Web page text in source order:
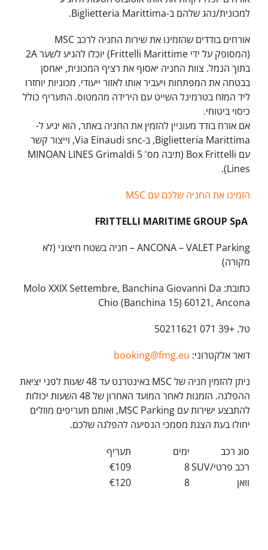
למכונית/נהג שלהם ב-Biglietteria Marittima.
אורחים בודדים שהזמינו את שירות החניה לרכב MSC
(המסופק על ידי Frittelli Marittime) יוכלו להגיע לשער 2A
בתוך הנמל. צוות החניה יאסוף את רציף המכונית, יאחסן
בבטחה את המפתחות ויעביר אותו לאזור ייעודי. מכוניות יוחזרו
ליד המזח בטרמינל השייט עם הירידה מהמטוס. התעריף כולל
כיסוי ביטוחי.
אם אורח בודד מעוניין להזמין את החניה באתר, הוא יגיע ל-
Biglietteria Marittima, ב-Via Einaudi snc, וייצור קשר
עם Box Frittelli (תיבה מס' 5 MINOAN LINES Grimaldi
Lines).
הזמינו את החניה שלכם עם MSC
FRITTELLI MARITIME GROUP SpA
ANCONA – VALET Parking – חניה בשטח חיצוני (לא
מקורה)
כתובת: Molo XXIX Settembre, Banchina Giovanni Da
Chio (Banchina 15) 60121, Ancona
טל. +39 071 50211621
דואר אלקטרוני: booking@fmg.eu
ניתן להזמין חניה של MSC באינטרנט עד 48 שעות לפני יציאת
ההפלגה. הזמנות לאחר המועד האחרון של 48 השעות יכולות
להתבצע ישירות עם MSC Parking, ואותם תעריפים מוזלים
יחולו בעת הצגת מסמכי הנסיעה להפלגה שלכם.
סוג רכב ימים
תעריף
רכב פרטי/SUV
8
€109
וואן
8
€120